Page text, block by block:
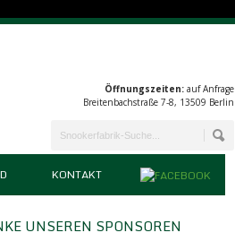
Öffnungszeiten: auf Anfrage
Breitenbachstraße 7-8, 13509 Berlin
KONTAKT
UNSEREN SPONSOREN